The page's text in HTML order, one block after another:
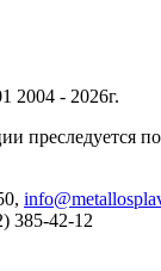
2004 - 2026г.
преследуется по
,
385-42-12